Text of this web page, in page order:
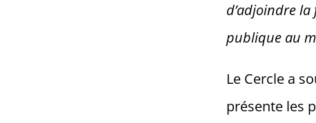
d’adjoindre
publique au
Le Cercle a
présente les